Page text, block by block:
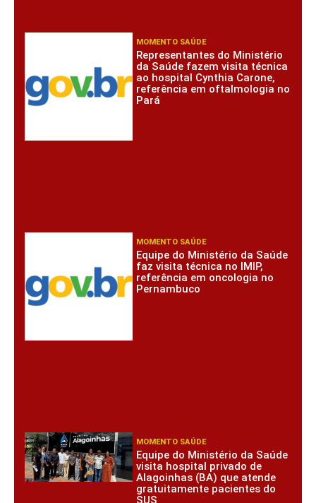
MOMENTO SAÚDE
Representantes do Ministério
da Saúde fazem visita técnica
ao hospital Cynthia Carone,
referência em oftalmologia no
Pará
MOMENTO SAÚDE
Equipe do Ministério da Saúde
faz visita técnica no IMIP,
referência em oncologia no
Pernambuco
MOMENTO SAÚDE
Equipe do Ministério da Saúde
visita hospital privado de
Alagoinhas (BA) que atende
gratuitamente pacientes do
SUS